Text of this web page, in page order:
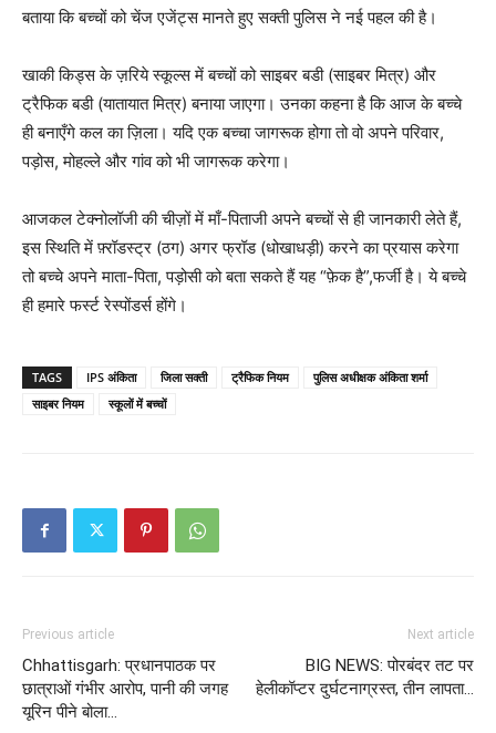
बताया कि बच्चों को चेंज एजेंट्स मानते हुए सक्ती पुलिस ने नई पहल की है।
खाकी किड्स के ज़रिये स्कूल्स में बच्चों को साइबर बडी (साइबर मित्र) और
ट्रैफिक बडी (यातायात मित्र) बनाया जाएगा। उनका कहना है कि आज के बच्चे
ही बनाएँगे कल का ज़िला। यदि एक बच्चा जागरूक होगा तो वो अपने परिवार,
पड़ोस, मोहल्ले और गांव को भी जागरूक करेगा।
आजकल टेक्नोलॉजी की चीज़ों में माँ-पिताजी अपने बच्चों से ही जानकारी लेते हैं,
इस स्थिति में फ़्रॉडस्ट्र (ठग) अगर फ्रॉड (धोखाधड़ी) करने का प्रयास करेगा
तो बच्चे अपने माता-पिता, पड़ोसी को बता सकते हैं यह “फ़ेक है”,फर्जी है। ये बच्चे
ही हमारे फर्स्ट रेस्पोंडर्स होंगे।
TAGS IPS अंकिता जिला सक्ती ट्रैफिक नियम
पुलिस अधीक्षक अंकिता शर्मा
साइबर नियम
स्कूलों में बच्चों
Previous article
Chhattisgarh: प्रधानपाठक पर
छात्राओं गंभीर आरोप, पानी की जगह
यूरिन पीने बोला…
Next article
BIG NEWS: पोरबंदर तट पर
हेलीकॉप्टर दुर्घटनाग्रस्त, तीन लापता…